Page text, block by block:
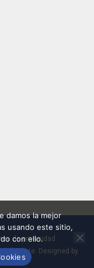
de privacidad
Monte. Designed by
damos la mejor
usando este sitio,
con ello.